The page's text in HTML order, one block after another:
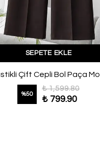
SEPETE EKLE
%50
₺ 1,599.80
₺ 799.90